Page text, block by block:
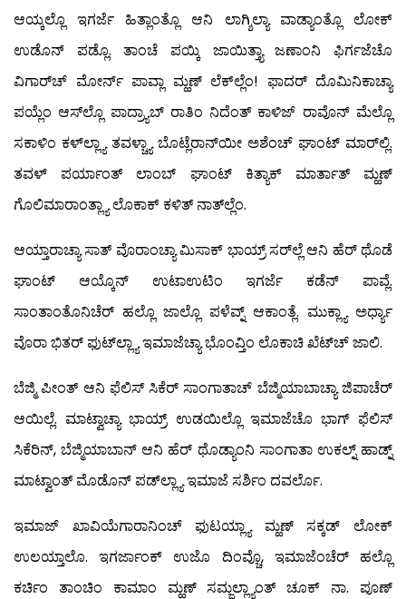
ಆಯ್ಕಲ್ಲೊ ಇಗರ್ಜೆ ಹಿತ್ಲಾಂತ್ಲೊ ಆನಿ ಲಾಗ್ಶಿಲ್ಯಾ ವಾಡ್ಯಾಂತ್ಲೊ ಲೋಕ್
ಉಡೊನ್ ಪಡ್ಲೊ. ತಾಂಚೆ ಪಯ್ಕಿ ಜಾಯಿತ್ತ್ಯಾ ಜಣಾಂನಿ ಫಿರ್ಗಜೆಚೊ
ವಿಗಾರ್‌ಚ್ ಮೋರ್ನ್ ಪಾವ್ಲಾ ಮ್ಹಣ್ ಲೆಕ್‍ಲ್ಲೆಂ! ಫಾದರ್ ದೊಮಿನಿಕಾಚ್ಯಾ
ಪಯ್ಲೆಂ ಆಸ್‍ಲ್ಲೊ ಪಾದ್ರ್ಯಾಬ್ ರಾತಿಂ ನಿದೆಂತ್ ಕಾಳಿಜ್ ರಾವೊನ್ ಮೆಲ್ಲೊ
ಸಕಾಳಿಂ ಕಳ್‍ಲ್ಲ್ಯಾ ತವಳ್ಚ್ಯಾ ಬೊಟ್ಲೆರಾನ್‍ಯೀ ಅಶೆಂಚ್ ಘಾಂಟ್ ಮಾರ್‌ಲ್ಲಿ.
ತವಳ್ ಪರ್ಯಾಂತ್ ಲಾಂಬ್ ಘಾಂಟ್ ಕಿತ್ಯಾಕ್ ಮಾರ್ತಾತ್ ಮ್ಹಣ್
ಗೊಲಿಮಾರಾಂತ್ಲ್ಯಾ ಲೊಕಾಕ್ ಕಳಿತ್ ನಾತ್‍ಲ್ಲೆಂ.
ಆಯ್ತಾರಾಚ್ಯಾ ಸಾತ್ ವೊರಾಂಚ್ಯಾ ಮಿಸಾಕ್ ಭಾಯ್ರ್ ಸರ್‌ಲ್ಲೆ ಆನಿ ಹೆರ್ ಥೊಡೆ
ಘಾಂಟ್ ಆಯ್ಕೊನ್ ಉಟಾಉಟಿಂ ಇಗರ್ಜೆ ಕಡೆನ್‍ ಪಾವ್ಲೆ.
ಸಾಂತಾಂತೊನಿಚೆರ್ ಹಲ್ಲೊ ಜಾಲ್ಲೊ ಪಳೆವ್ನ್ ಆಕಾಂತ್ಲೆ. ಮುಕ್ಲ್ಯಾ ಅರ್ಧ್ಯಾ
ವೊರಾ ಭಿತರ್ ಫುಟ್‍ಲ್ಲ್ಯಾ ಇಮಾಜೆಚ್ಯಾ ಭೊಂವ್ತಿಂ ಲೊಕಾಚಿ ಖೆಟ್‍ಚ್ ಜಾಲಿ.
ಬೆಜ್ಮಿ ಪೀಂತ್ ಆನಿ ಫೆಲಿಸ್ ಸಿಕೆರ್ ಸಾಂಗಾತಾಚ್ ಬೆಜ್ಮಿಯಾಬಾಚ್ಯಾ ಜಿಪಾಚೆರ್
ಆಯಿಲ್ಲೆ. ಮಾಟ್ವಾಚ್ಯಾ ಭಾಯ್ರ್ ಉಡಯಿಲ್ಲೊ ಇಮಾಜೆಚೊ ಭಾಗ್ ಫೆಲಿಸ್
ಸಿಕೆರಿನ್, ಬೆಜ್ಮಿಯಾಬಾನ್ ಆನಿ ಹೆರ್ ಥೊಡ್ಯಾಂನಿ ಸಾಂಗಾತಾ ಉಕಲ್ನ್ ಹಾಡ್ನ್
ಮಾಟ್ವಾಂತ್ ಮೊಡೊನ್ ಪಡ್‍ಲ್ಲ್ಯಾ ಇಮಾಜೆ ಸರ್ಶಿಂ ದವರ್ಲೊ.
ಇಮಾಜ್ ಖಾವಿಯೆಗಾರಾನಿಂಚ್ ಫುಟಯ್ಲ್ಯಾ ಮ್ಹಣ್ ಸಕ್ಕಡ್ ಲೋಕ್
ಉಲಯ್ತಾಲೊ. ಇಗರ್ಜಾಂಕ್ ಉಜೊ ದಿಂವ್ಚೊ, ಇಮಾಜೆಂಚೆರ್ ಹಲ್ಲೊ
ಕರ್ಚಿಂ ತಾಂಚಿಂ ಕಾಮಾಂ ಮ್ಹಣ್ ಸಮ್ಜಲ್ಲ್ಯಾಂತ್ ಚೂಕ್ ನಾ. ಪೂಣ್